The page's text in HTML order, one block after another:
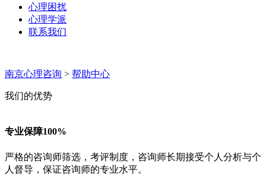
心理困扰
心理学派
联系我们
南京心理咨询 > 帮助中心
我们的优势
专业保障100%
严格的咨询师筛选，考评制度，咨询师长期接受个人分析与个
人督导，保证咨询师的专业水平。